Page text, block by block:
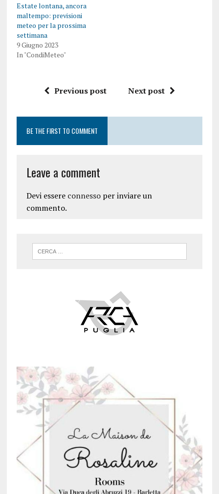
Estate lontana, ancora
maltempo: previsioni
meteo per la prossima
settimana
9 Giugno 2023
In "CondiMeteo"
Previous post Next post
BE THE FIRST TO COMMENT
Leave a comment
Devi essere connessoper inviare un
commento.